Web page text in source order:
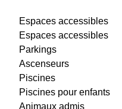
Espaces accessibles
Espaces accessibles
Parkings
Ascenseurs
Piscines
Piscines pour enfants
Animaux admis